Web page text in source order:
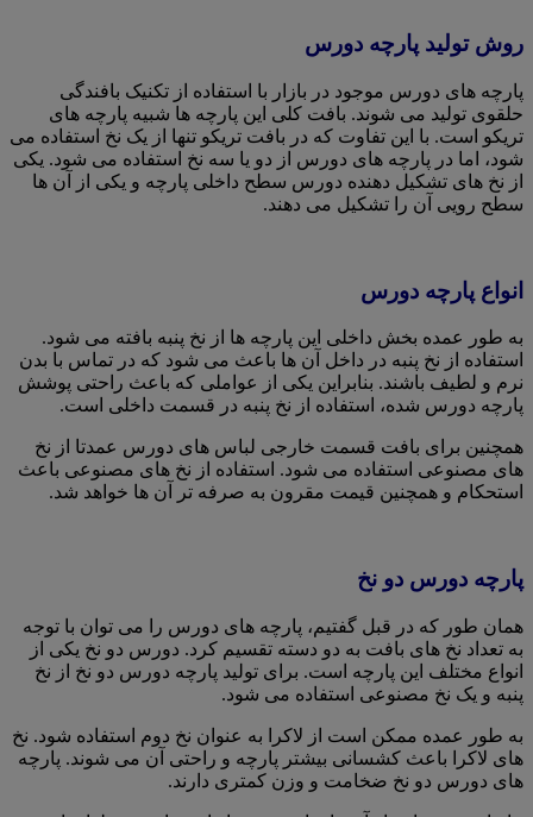
روش تولید پارچه دورس
پارچه های دورس موجود در بازار با استفاده از تکنیک بافندگی
حلقوی تولید می شوند. بافت کلی این پارچه ها شبیه پارچه های
تریکو است. با این تفاوت که در بافت تریکو تنها از یک نخ استفاده می
شود، اما در پارچه های دورس از دو یا سه نخ استفاده می شود. یکی
از نخ های تشکیل دهنده دورس سطح داخلی پارچه و یکی از آن ها
سطح رویی آن را تشکیل می دهند.
انواع پارچه دورس
به طور عمده بخش داخلی این پارچه ها از نخ پنبه بافته می شود.
استفاده از نخ پنبه در داخل آن ها باعث می شود که در تماس با بدن
نرم و لطیف باشند. بنابراین یکی از عواملی که باعث راحتی پوشش
پارچه دورس شده، استفاده از نخ پنبه در قسمت داخلی است.
همچنین برای بافت قسمت خارجی لباس های دورس عمدتا از نخ
های مصنوعی استفاده می شود. استفاده از نخ های مصنوعی باعث
استحکام و همچنین قیمت مقرون به صرفه تر آن ها خواهد شد.
پارچه دورس دو نخ
همان طور که در قبل گفتیم، پارچه های دورس را می توان با توجه
به تعداد نخ های بافت به دو دسته تقسیم کرد. دورس دو نخ یکی از
انواع مختلف این پارچه است. برای تولید پارچه دورس دو نخ از نخ
پنبه و یک نخ مصنوعی استفاده می شود.
به طور عمده ممکن است از لاکرا به عنوان نخ دوم استفاده شود. نخ
های لاکرا باعث کشسانی بیشتر پارچه و راحتی آن می شوند. پارچه
های دورس دو نخ ضخامت و وزن کمتری دارند.